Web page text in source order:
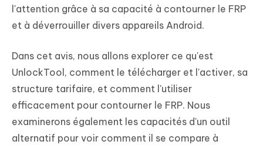
l'attention grâce à sa capacité à contourner le FRP
et à déverrouiller divers appareils Android.
Dans cet avis, nous allons explorer ce qu'est
UnlockTool, comment le télécharger et l'activer, sa
structure tarifaire, et comment l'utiliser
efficacement pour contourner le FRP. Nous
examinerons également les capacités d'un outil
alternatif pour voir comment il se compare à